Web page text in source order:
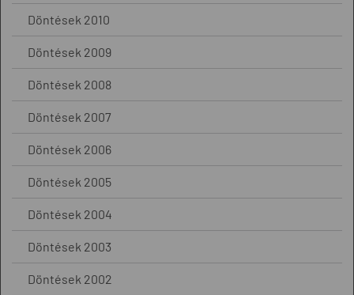
Döntések 2010
Döntések 2009
Döntések 2008
Döntések 2007
Döntések 2006
Döntések 2005
Döntések 2004
Döntések 2003
Döntések 2002